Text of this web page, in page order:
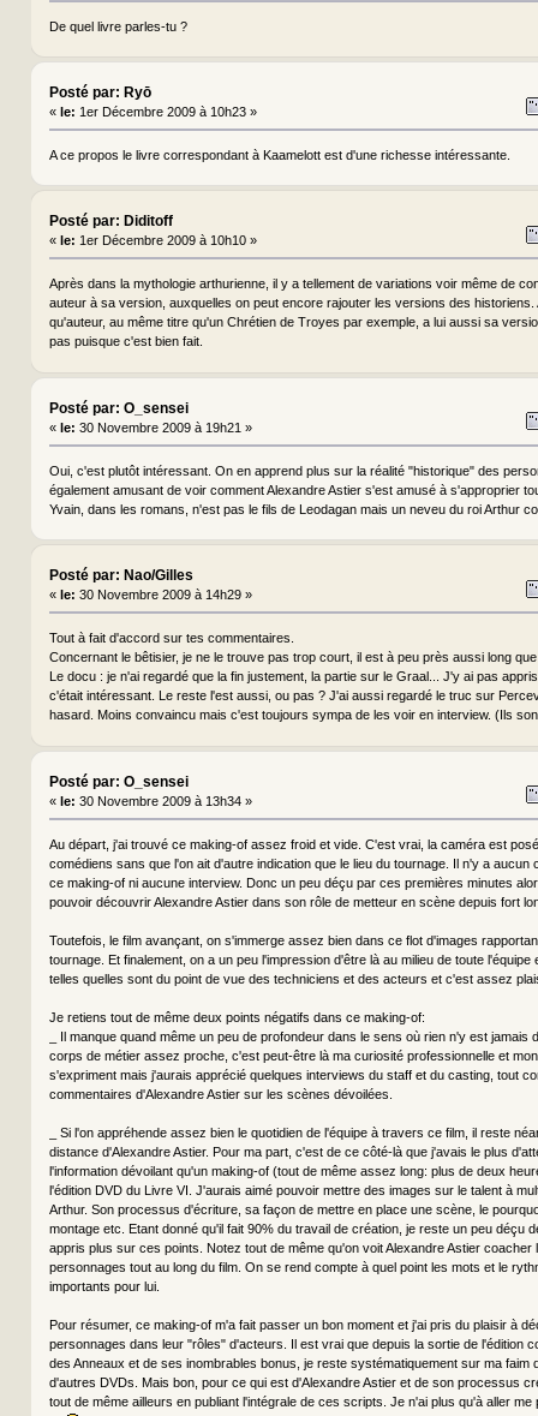
De quel livre parles-tu ?
Posté par: Ryō
« le: 1er Décembre 2009 à 10h23 »
A ce propos le livre correspondant à Kaamelott est d'une richesse intéressante.
Posté par: Diditoff
« le: 1er Décembre 2009 à 10h10 »
Après dans la mythologie arthurienne, il y a tellement de variations voir même de
auteur à sa version, auxquelles on peut encore rajouter les versions des historiens.
qu'auteur, au même titre qu'un Chrétien de Troyes par exemple, a lui aussi sa
pas puisque c'est bien fait.
Posté par: O_sensei
« le: 30 Novembre 2009 à 19h21 »
Oui, c'est plutôt intéressant. On en apprend plus sur la réalité "historique" des
également amusant de voir comment Alexandre Astier s'est amusé à s'approprier
Yvain, dans les romans, n'est pas le fils de Leodagan mais un neveu du roi Arthur
Posté par: Nao/Gilles
« le: 30 Novembre 2009 à 14h29 »
Tout à fait d'accord sur tes commentaires.
Concernant le bêtisier, je ne le trouve pas trop court, il est à peu près aussi long
Le docu : je n'ai regardé que la fin justement, la partie sur le Graal... J'y ai pas
c'était intéressant. Le reste l'est aussi, ou pas ? J'ai aussi regardé le truc sur
hasard. Moins convaincu mais c'est toujours sympa de les voir en interview. (Ils
Posté par: O_sensei
« le: 30 Novembre 2009 à 13h34 »
Au départ, j'ai trouvé ce making-of assez froid et vide. C'est vrai, la caméra est
comédiens sans que l'on ait d'autre indication que le lieu du tournage. Il n'y a aucun
ce making-of ni aucune interview. Donc un peu déçu par ces premières minutes
pouvoir découvrir Alexandre Astier dans son rôle de metteur en scène depuis fort
Toutefois, le film avançant, on s'immerge assez bien dans ce flot d'images
tournage. Et finalement, on a un peu l'impression d'être là au milieu de toute
telles quelles sont du point de vue des techniciens et des acteurs et c'est assez
Je retiens tout de même deux points négatifs dans ce making-of:
_ Il manque quand même un peu de profondeur dans le sens où rien n'y est jamais
corps de métier assez proche, c'est peut-être là ma curiosité professionnelle et
s'expriment mais j'aurais apprécié quelques interviews du staff et du casting, tout
commentaires d'Alexandre Astier sur les scènes dévoilées.
_ Si l'on appréhende assez bien le quotidien de l'équipe à travers ce film, il reste
distance d'Alexandre Astier. Pour ma part, c'est de ce côté-là que j'avais le plus
l'information dévoilant qu'un making-of (tout de même assez long: plus de deux
l'édition DVD du Livre VI. J'aurais aimé pouvoir mettre des images sur le talent à
Arthur. Son processus d'écriture, sa façon de mettre en place une scène, le
montage etc. Etant donné qu'il fait 90% du travail de création, je reste un peu déçu
appris plus sur ces points. Notez tout de même qu'on voit Alexandre Astier coacher
personnages tout au long du film. On se rend compte à quel point les mots et le
importants pour lui.
Pour résumer, ce making-of m'a fait passer un bon moment et j'ai pris du plaisir à
personnages dans leur "rôles" d'acteurs. Il est vrai que depuis la sortie de l'édition
des Anneaux et de ses inombrables bonus, je reste systématiquement sur ma faim
d'autres DVDs. Mais bon, pour ce qui est d'Alexandre Astier et de son processus
tout de même ailleurs en publiant l'intégrale de ces scripts. Je n'ai plus qu'à aller